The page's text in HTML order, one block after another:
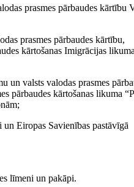
prasmes pārbaudes kārtību
prasmes pārbaudes kārtību,
kārtošanas Imigrācijas likuma
un valsts valodas prasmes
pārbaudes kārtošanas likuma
un Eiropas Savienības pastāvīgā
līmeni un pakāpi.